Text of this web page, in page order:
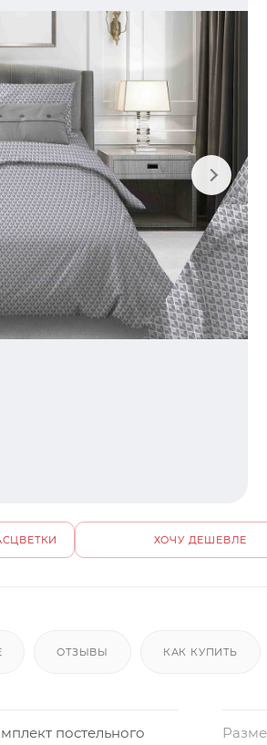
ХОЧУ ДЕШЕВЛЕ
ОТЗЫВЫ КАК КУПИТЬ
постельного